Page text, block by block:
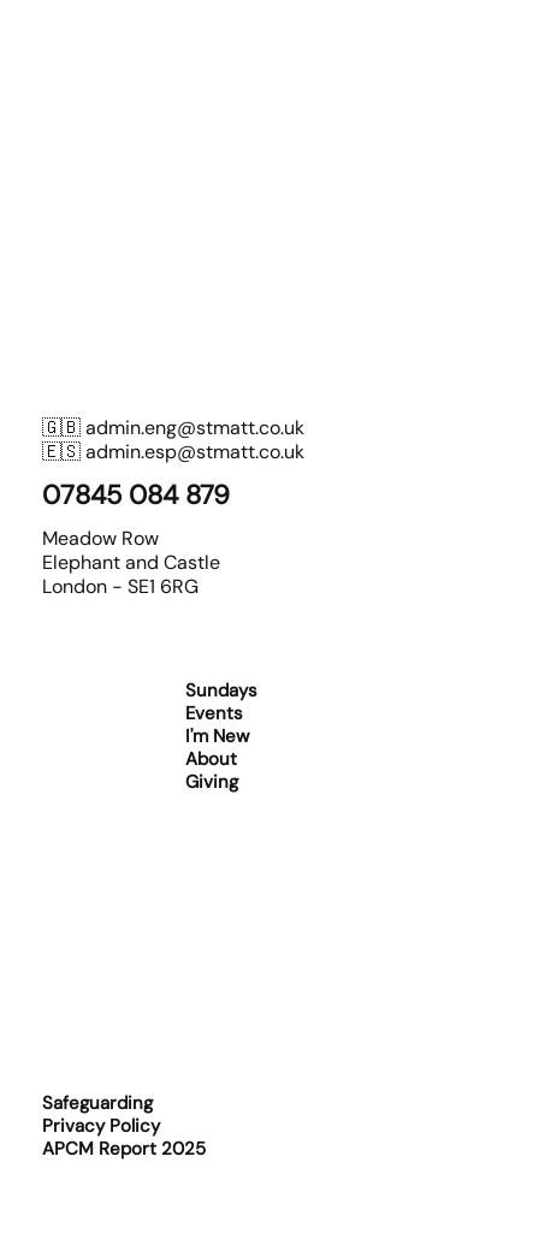
🇬🇧admin.eng@stmatt.co.uk
🇪🇸admin.esp@stmatt.co.uk
07845 084 879
Meadow Row
Elephant and Castle
London - SE1 6RG
Sundays
Events
I'm New
About
Giving
Safeguarding
Privacy Policy
APCM Report 2025